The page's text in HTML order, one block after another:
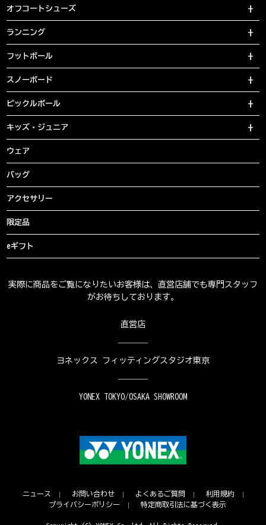
オフコートシューズ
ランニング
フットボール
スノーボード
ピックルボール
キッズ・ジュニア
ウェア
バッグ
アクセサリー
限定品
eギフト
実際に商品をご覧になりたいお客様は、直営店舗でも専門スタッフ
がお待ちしております。
直営店
ヨネックス フィッティングスタジオ東京
YONEX TOKYO/OSAKA SHOWROOM
ニュース お問い合わせ よくあるご質問
利用規約
プライバシーポリシー
特定商取引法に基づく表示